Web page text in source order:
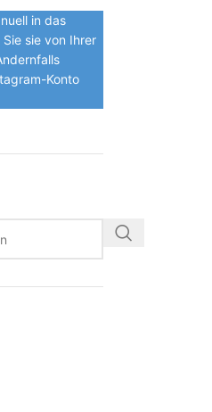
in das
sie von Ihrer
Konto